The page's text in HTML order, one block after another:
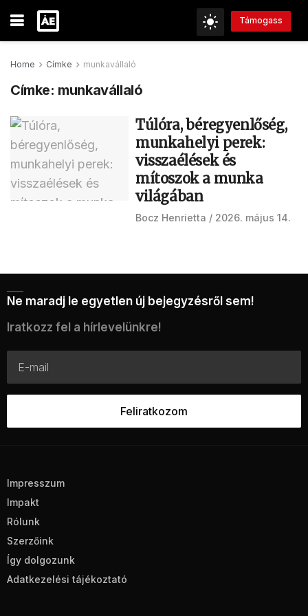
Támogass
Home Címke munkavállaló
Címke: munkavállaló
Túlóra, béregyenlőség,
munkahelyi perek:
visszaélések és
mítoszok a munka
világában
Bocz Henrietta 2026. május 14.
Ne maradj le egyetlen új bejegyzésről sem!
Iratkozz fel a hírlevelünkre!
Impresszum
Impakt
Rólunk
Szerzőink
Így dolgozunk
Adatkezelési tájékoztató